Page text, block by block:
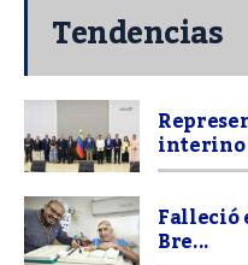
Tendencias
interino
Falleció
Bre...